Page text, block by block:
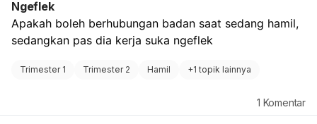
sebelum mulai menggunakan produk skincare baru,
termasuk moisturizer ini. Dokter dapat memberikan
rekomendasi yang paling sesuai dengan kondisi kulit dan
masalah kulit lebih lanjut.
Ngeflek
Apakah boleh berhubungan badan saat sedang hamil,
sedangkan pas dia kerja suka ngeflek
Trimester 1 Trimester 2 Hamil +1 topik lainnya
1 Komentar